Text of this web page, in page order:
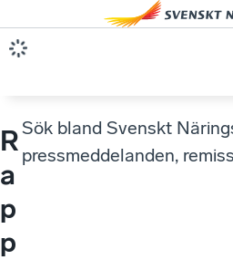
R
a
p
p
Sök bland Svenskt
pressmeddelanden,